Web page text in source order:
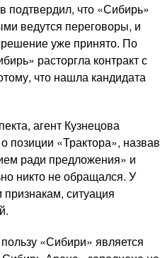
подтвердил, что «Сибирь»
ведутся переговоры, и
уже принято. По
расторгла контракт с
что нашла кандидата
агент Кузнецова
позиции «Трактора», назвав
ради предложения» и
никто не обращался. У
ситуация
«Сибири» является